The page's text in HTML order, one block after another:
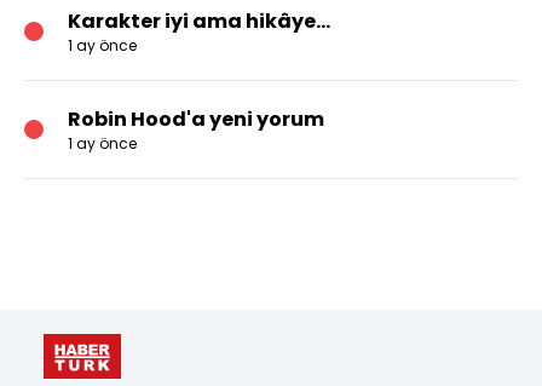
Karakter iyi ama hikâye…
1 ay önce
Robin Hood'a yeni yorum
1 ay önce